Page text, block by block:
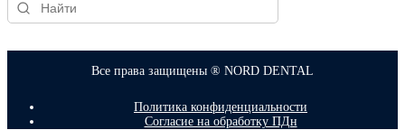
Все права защищены ® NORD DENTAL
Политика конфиденциальности
Согласие на обработку ПДн